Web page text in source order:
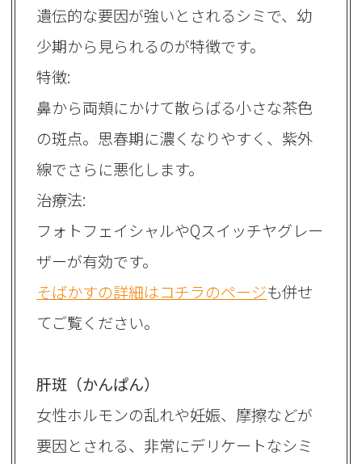
遺伝的な要因が強いとされるシミで、幼
少期から見られるのが特徴です。
特徴:
鼻から両頬にかけて散らばる小さな茶色
の斑点。思春期に濃くなりやすく、紫外
線でさらに悪化します。
治療法:
フォトフェイシャルやQスイッチヤグレー
ザーが有効です。
そばかすの詳細はコチラのページも併せ
てご覧ください。
肝斑（かんぱん）
女性ホルモンの乱れや妊娠、摩擦などが
要因とされる、非常にデリケートなシミ